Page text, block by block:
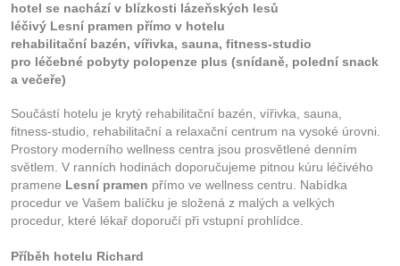
hotel se nachází v blízkosti lázeňských lesů
léčivý Lesní pramen přímo v hotelu
rehabilitační bazén, vířivka, sauna, fitness-studio
pro léčebné pobyty polopenze plus (snídaně, polední snack
a večeře)
Součástí hotelu je krytý rehabilitační bazén, vířivka, sauna,
fitness-studio, rehabilitační a relaxační centrum na vysoké úrovni.
Prostory moderního wellness centra jsou prosvětlené denním
světlem. V ranních hodinách doporučujeme pitnou kúru léčivého
pramene Lesní pramen přímo ve wellness centru. Nabídka
procedur ve Vašem balíčku je složená z malých a velkých
procedur, které lékař doporučí při vstupní prohlídce.
Příběh hotelu Richard